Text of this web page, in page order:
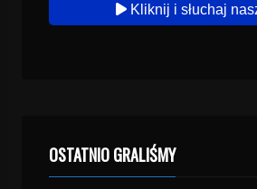
Kliknij i słuchaj
OSTATNIO GRALIŚMY